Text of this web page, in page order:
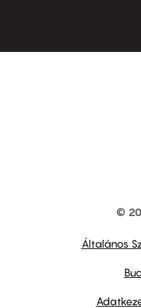
©
Általános